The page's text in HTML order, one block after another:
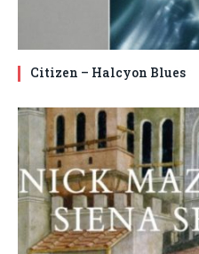
Citizen – Halcyon Blues